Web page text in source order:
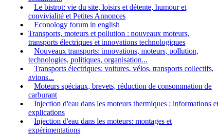
Le bistrot: vie du site, loisirs et détente, humour et
convivialité et Petites Annonces
Econology forum in english
Transports, moteurs et pollution : nouveaux moteurs,
transports électriques et innovations technologiques
Nouveaux transports: innovations, moteurs, pollution,
technologies, politiques, organisation...
Transports électriques: voitures, vélos, transports collectifs,
avions...
Moteurs spéciaux, brevets, réduction de consommation de
carburant
Injection d'eau dans les moteurs thermiques : informations et
explications
Injection d'eau dans les moteurs: montages et
expérimentations